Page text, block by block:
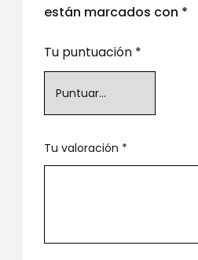
están marcados con *
Tu puntuación *
Tu valoración *